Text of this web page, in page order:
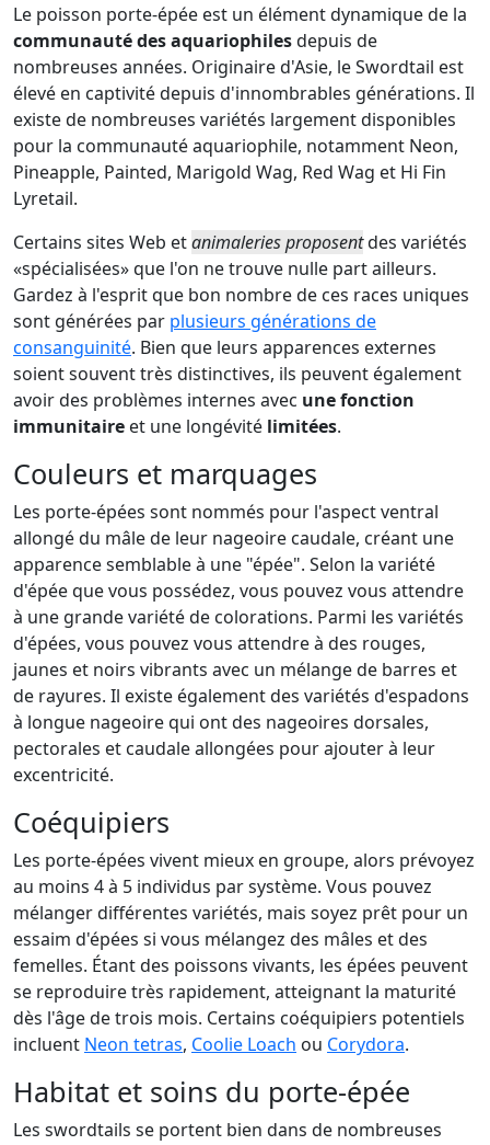
Le poisson porte-épée est un élément dynamique de la
communauté des aquariophilesdepuis de
nombreuses années. Originaire d'Asie, le Swordtail est
élevé en captivité depuis d'innombrables générations. Il
existe de nombreuses variétés largement disponibles
pour la communauté aquariophile, notamment Neon,
Pineapple, Painted, Marigold Wag, Red Wag et Hi Fin
Lyretail.
Certains sites Web etanimaleries proposentdes variétés
«spécialisées» que l'on ne trouve nulle part ailleurs.
Gardez à l'esprit que bon nombre de ces races uniques
sont générées par plusieurs générations de
consanguinité. Bien que leurs apparences externes
soient souvent très distinctives, ils peuvent également
avoir des problèmes internes avec une fonction
immunitaire et une longévité limitées.
Couleurs et marquages
Les porte-épées sont nommés pour l'aspect ventral
allongé du mâle de leur nageoire caudale, créant une
apparence semblable à une "épée". Selon la variété
d'épée que vous possédez, vous pouvez vous attendre
à une grande variété de colorations. Parmi les variétés
d'épées, vous pouvez vous attendre à des rouges,
jaunes et noirs vibrants avec un mélange de barres et
de rayures. Il existe également des variétés d'espadons
à longue nageoire qui ont des nageoires dorsales,
pectorales et caudale allongées pour ajouter à leur
excentricité.
Coéquipiers
Les porte-épées vivent mieux en groupe, alors prévoyez
au moins 4 à 5 individus par système. Vous pouvez
mélanger différentes variétés, mais soyez prêt pour un
essaim d'épées si vous mélangez des mâles et des
femelles. Étant des poissons vivants, les épées peuvent
se reproduire très rapidement, atteignant la maturité
dès l'âge de trois mois. Certains coéquipiers potentiels
incluent Neon tetras, Coolie Loach ou Corydora.
Habitat et soins du porte-épée
Les swordtails se portent bien dans de nombreuses